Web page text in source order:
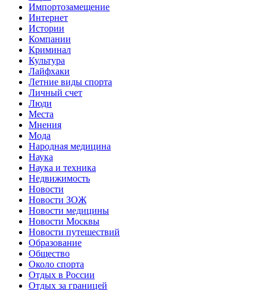
Импортозамещение
Интернет
Истории
Компании
Криминал
Культура
Лайфхаки
Летние виды спорта
Личный счет
Люди
Места
Мнения
Мода
Народная медицина
Наука
Наука и техника
Недвижимость
Новости
Новости ЗОЖ
Новости медицины
Новости Москвы
Новости путешествий
Образование
Общество
Около спорта
Отдых в России
Отдых за границей